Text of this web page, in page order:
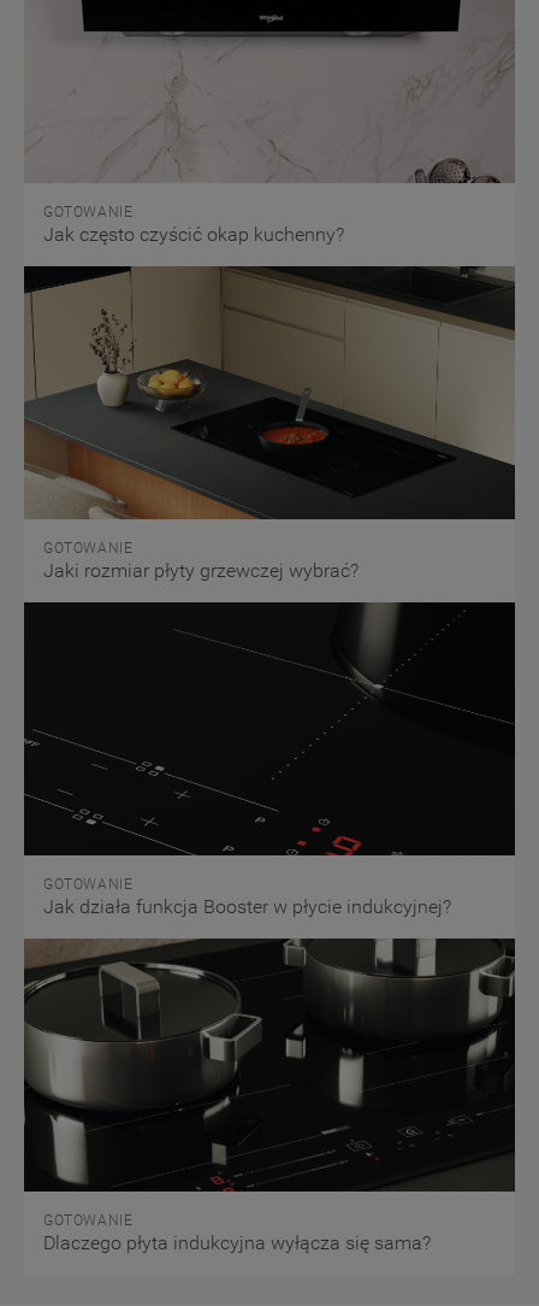
GOTOWANIE
Jak często czyścić okap kuchenny?
GOTOWANIE
Jaki rozmiar płyty grzewczej wybrać?
GOTOWANIE
Jak działa funkcja Booster w płycie indukcyjnej?
GOTOWANIE
Dlaczego płyta indukcyjna wyłącza się sama?